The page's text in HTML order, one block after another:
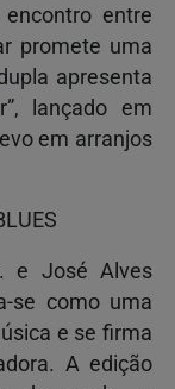
entre
promete uma
apresenta
lançado em
em arranjos
e José Alves
se como uma
e se firma
A edição